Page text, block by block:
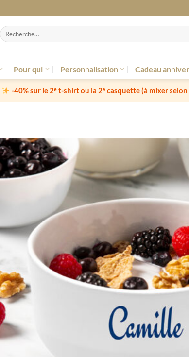
Recherche
pour :
Pour qui Personnalisation Cadeau
-40% sur le 2ᵉ t-shirt ou la 2ᵉ casquette(à mixer selon